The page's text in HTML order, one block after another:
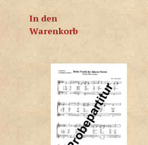
In den
Warenkorb